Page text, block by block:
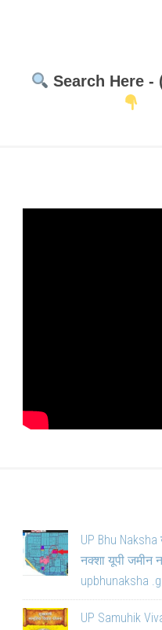
Search Here -
UP Bhu Naksha
नक्शा यूपी जमीन
upbhunaksha
UP Samuhik